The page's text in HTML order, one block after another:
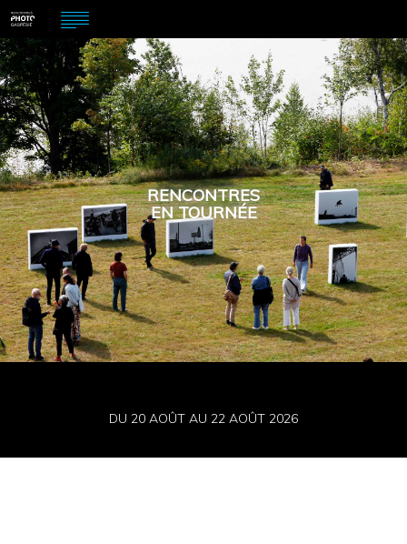
RENCONTRES
EN TOURNÉE
DU 20 AOÛT AU 22 AOÛT 2026